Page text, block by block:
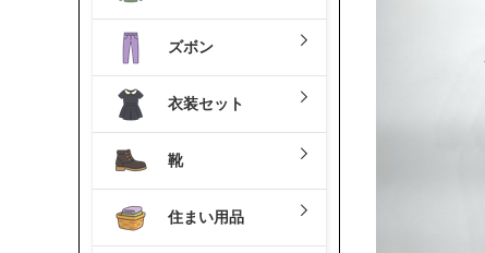
ズボン
衣装セット
靴
住まい用品